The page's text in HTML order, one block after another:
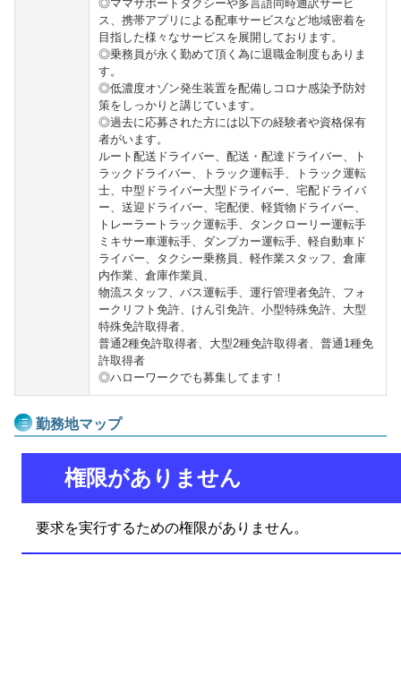
◎ママサポートタクシーや多言語同時通訳サービ
ス、携帯アプリによる配車サービスなど地域密着を
目指した様々なサービスを展開しております。
◎乗務員が永く勤めて頂く為に退職金制度もありま
す。
◎低濃度オゾン発生装置を配備しコロナ感染予防対
策をしっかりと講じています。
◎過去に応募された方には以下の経験者や資格保有
者がいます。
ルート配送ドライバー、配送・配達ドライバー、ト
ラックドライバー、トラック運転手、トラック運転
士、中型ドライバー大型ドライバー、宅配ドライバ
ー、送迎ドライバー、宅配便、軽貨物ドライバー、
トレーラートラック運転手、タンクローリー運転手
ミキサー車運転手、ダンプカー運転手、軽自動車ド
ライバー、タクシー乗務員、軽作業スタッフ、倉庫
内作業、倉庫作業員、
物流スタッフ、バス運転手、運行管理者免許、フォ
ークリフト免許、けん引免許、小型特殊免許、大型
特殊免許取得者、
普通2種免許取得者、大型2種免許取得者、普通1種免
許取得者
◎ハローワークでも募集してます！
勤務地マップ